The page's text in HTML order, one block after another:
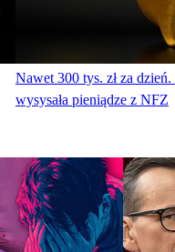
Nawet 300 tys. zł za
wysysała pieniądze z NFZ